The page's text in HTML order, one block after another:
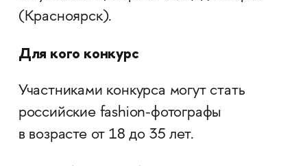
(Красноярск).
Для кого конкурс
Участниками конкурса могут стать
российские fashion-фотографы
в возрасте от 18 до 35 лет.